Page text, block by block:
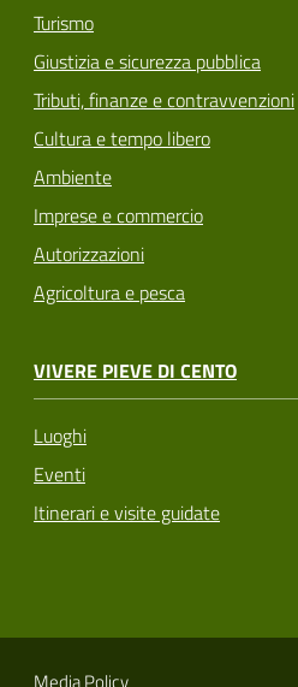
Turismo
Giustizia e sicurezza pubblica
Tributi, finanze e contravvenzioni
Cultura e tempo libero
Ambiente
Imprese e commercio
Autorizzazioni
Agricoltura e pesca
VIVERE PIEVE DI CENTO
Luoghi
Eventi
Itinerari e visite guidate